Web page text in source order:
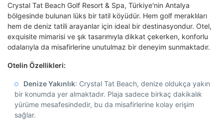
Crystal Tat Beach Golf Resort & Spa, Türkiye'nin Antalya
bölgesinde bulunan lüks bir tatil köyüdür. Hem golf meraklıları
hem de deniz tatili arayanlar için ideal bir destinasyondur. Otel,
exquisite mimarisi ve şık tasarımıyla dikkat çekerken, konforlu
odalarıyla da misafirlerine unutulmaz bir deneyim sunmaktadır.
Otelin Özellikleri:
Denize Yakınlık: Crystal Tat Beach, denize oldukça yakın
bir konumda yer almaktadır. Plaja sadece birkaç dakikalık
yürüme mesafesindedir, bu da misafirlerine kolay erişim
sağlar.